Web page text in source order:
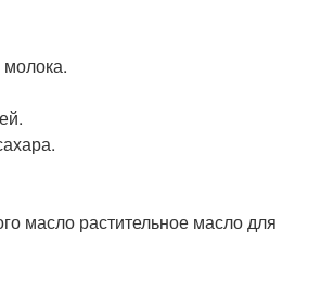
молока.
масло растительное масло для